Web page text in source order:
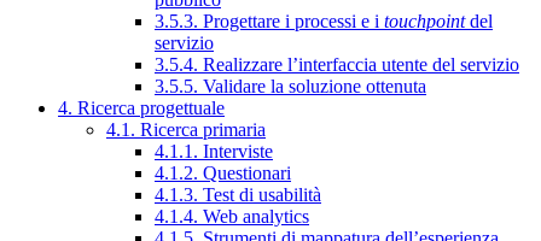
3.5.3. Progettare i processi e i touchpointdel
servizio
3.5.4. Realizzare l’interfaccia utente del servizio
3.5.5. Validare la soluzione ottenuta
4. Ricerca progettuale
4.1. Ricerca primaria
4.1.1. Interviste
4.1.2. Questionari
4.1.3. Test di usabilità
4.1.4. Web analytics